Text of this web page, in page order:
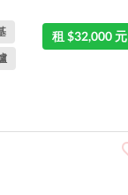
租 $32,000 元